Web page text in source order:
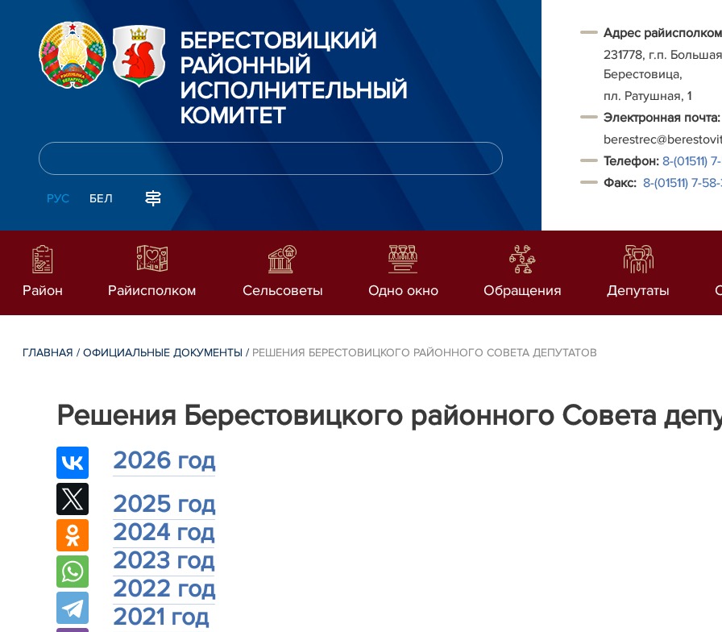
БЕРЕСТОВИЦКИЙ
РАЙОННЫЙ
ИСПОЛНИТЕЛЬНЫЙ
КОМИТЕТ
РУС БЕЛ
Адрес
231778, г.п. Большая
Берестовица,
пл. Ратушная, 1
Электронная почта:
Телефон: 8-(01511)
Факс: 8-(01511) 7-
Район Райисполком Сельсоветы Одно окно Обращения Депутаты
ГЛАВНАЯ /ОФИЦИАЛЬНЫЕ ДОКУМЕНТЫ / РЕШЕНИЯ БЕРЕСТОВИЦКОГО РАЙОННОГО СОВЕТА ДЕПУТАТОВ
Решения Берестовицкого районного Совета
2026 год
2025 год
2024 год
2023 год
2022 год
2021 год